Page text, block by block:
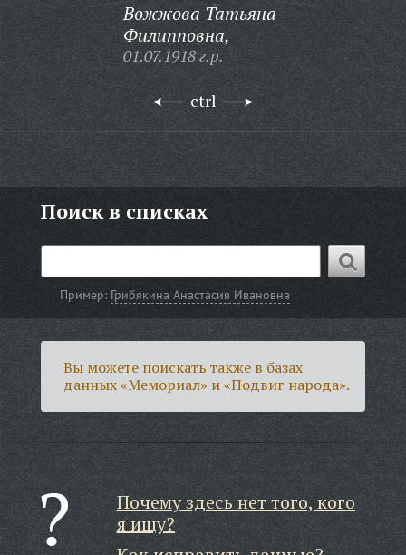
Вожжова Татьяна
Филипповна,
01.07.1918 г.р.
ctrl
Поиск в списках
Пример: Грибякина Анастасия Ивановна
Вы можете поискать также в базах
данных «Мемориал» и «Подвиг народа».
Почему здесь нет того, кого
я ищу?